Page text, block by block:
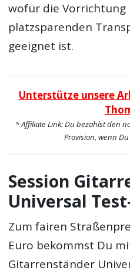
wofür die Vorrichtung
platzsparenden
geeignet ist.
Unterstütze unsere
* Affiliate Link: Du bezahlst den
Provision, wenn
Session
Universal
Zum fairen
Euro bekommst Du
Gitarrenständer